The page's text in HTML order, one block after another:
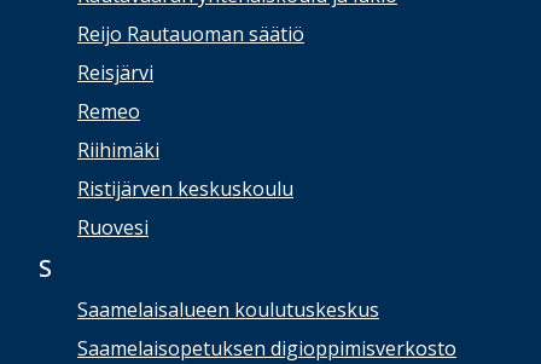
Reijo Rautauoman säätiö
Reisjärvi
Remeo
Riihimäki
Ristijärven keskuskoulu
Ruovesi
S
Saamelaisalueen koulutuskeskus
Saamelaisopetuksen digioppimisverkosto